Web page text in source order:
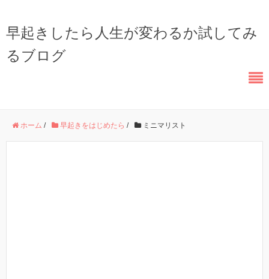
早起きしたら人生が変わるか試してみ
るブログ
ホーム / 早起きをはじめたら / ミニマリスト